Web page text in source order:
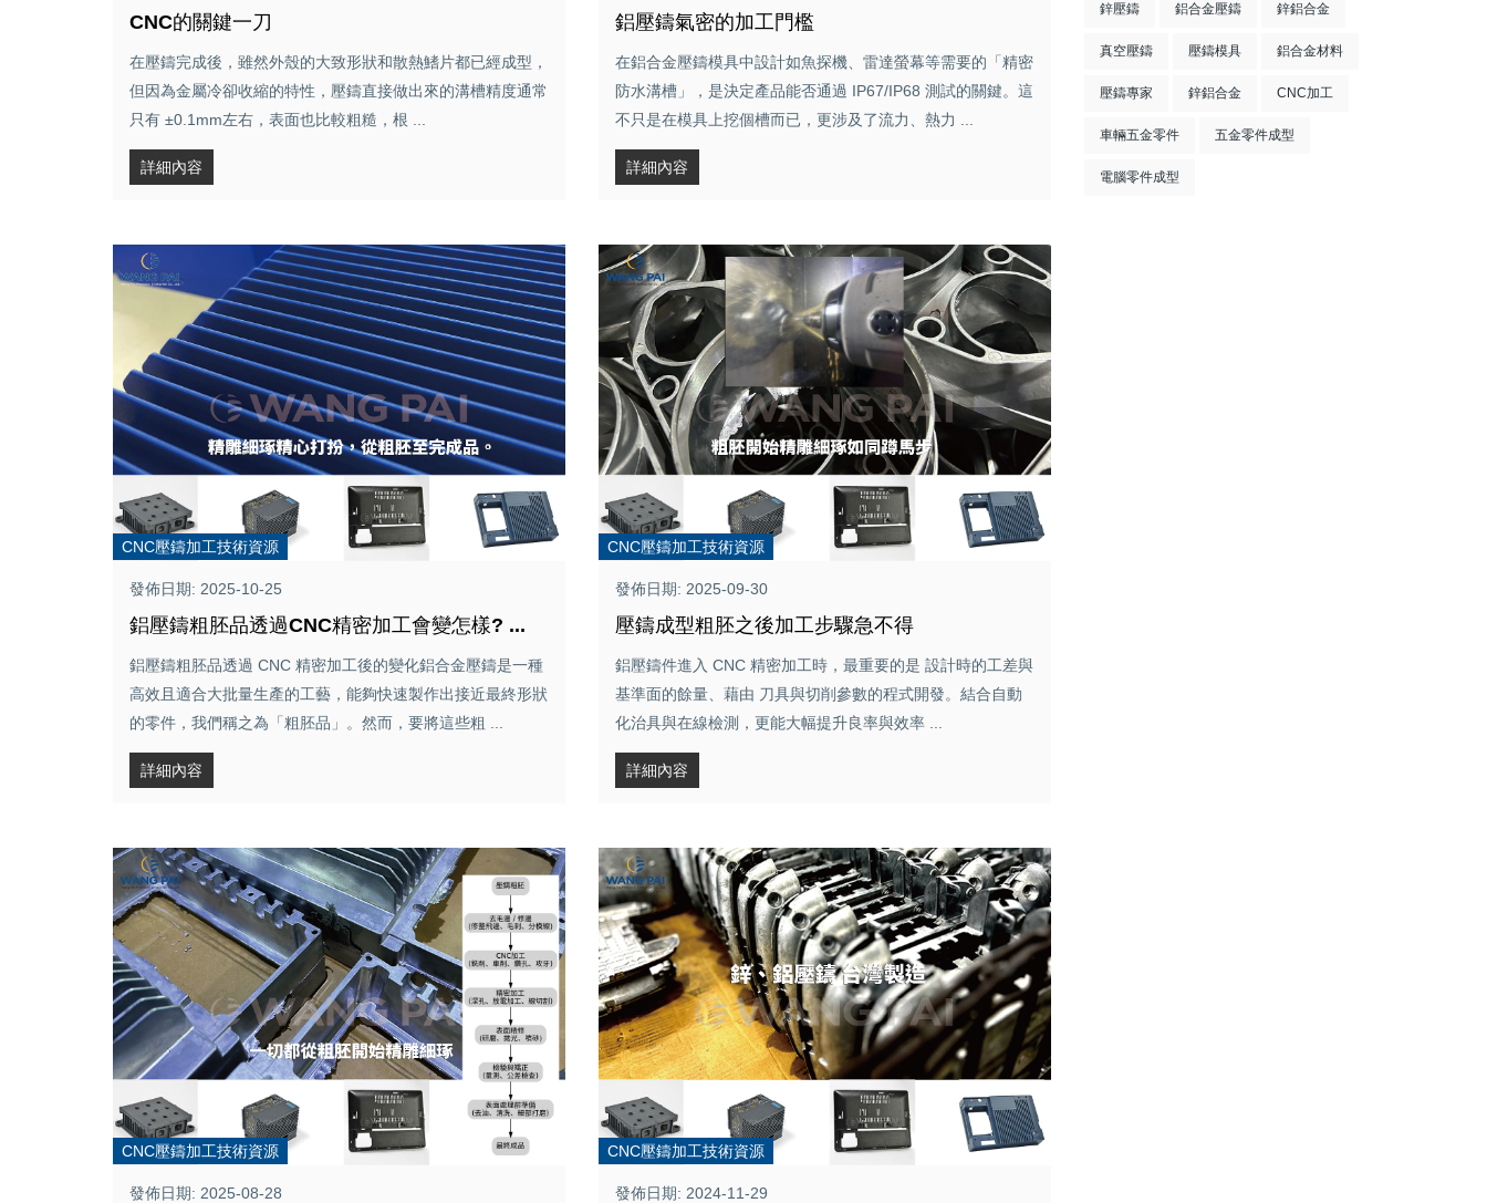
CNC的關鍵一刀
在壓鑄完成後，雖然外殼的大致形狀和散熱鰭片都已經成型，
但因為金屬冷卻收縮的特性，壓鑄直接做出來的溝槽精度通常
只有 ±0.1mm左右，表面也比較粗糙，根 ...
詳細內容
鋁壓鑄氣密的加工門檻
在鋁合金壓鑄模具中設計如魚探機、雷達螢幕等需要的「精密
防水溝槽」，是決定產品能否通過 IP67/IP68 測試的關鍵。這
不只是在模具上挖個槽而已，更涉及了流力、熱力 ...
詳細內容
CNC壓鑄加工技術資源
發佈日期: 2025-10-25
鋁壓鑄粗胚品透過CNC精密加工會變怎樣? ...
鋁壓鑄粗胚品透過 CNC 精密加工後的變化鋁合金壓鑄是一種
高效且適合大批量生產的工藝，能夠快速製作出接近最終形狀
的零件，我們稱之為「粗胚品」。然而，要將這些粗 ...
詳細內容
CNC壓鑄加工技術資源
發佈日期: 2025-09-30
壓鑄成型粗胚之後加工步驟急不得
鋁壓鑄件進入 CNC 精密加工時，最重要的是 設計時的工差與
基準面的餘量、藉由 刀具與切削參數的程式開發。結合自動
化治具與在線檢測，更能大幅提升良率與效率 ...
詳細內容
CNC壓鑄加工技術資源
發佈日期: 2025-08-28
CNC壓鑄加工技術資源
發佈日期: 2024-11-29
鋅壓鑄 鋁合金壓鑄 鋅鋁合金
真空壓鑄 壓鑄模具 鋁合金材料
壓鑄專家 鋅鋁合金 CNC加工
車輛五金零件 五金零件成型
電腦零件成型